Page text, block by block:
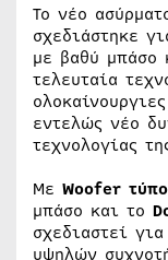
Το νέο
σχεδιάστηκε
με βαθύ μπάσο
τελευταία
εντελώς νέο
τεχνολογίας
Με Woofer
μπάσο και το
σχεδιαστεί
υψηλών